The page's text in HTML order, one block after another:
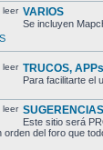
VARIOS
Se incluyen
TRUCOS,
Para facilitarte el
Este sitio será
orden del foro que